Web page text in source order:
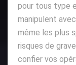
pour tous type
manipulent
même les plus
risques de
confier vos